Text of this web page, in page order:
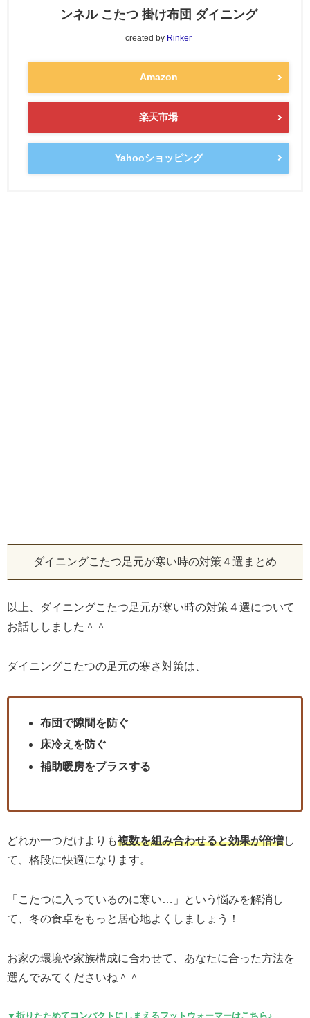
ンネル こたつ 掛け布団 ダイニング
created by Rinker
Amazon
楽天市場
Yahooショッピング
ダイニングこたつ足元が寒い時の対策４選まとめ
以上、ダイニングこたつ足元が寒い時の対策４選について
お話ししました＾＾
ダイニングこたつの足元の寒さ対策は、
布団で隙間を防ぐ
床冷えを防ぐ
補助暖房をプラスする
どれか一つだけよりも複数を組み合わせると効果が倍増し
て、格段に快適になります。
「こたつに入っているのに寒い…」という悩みを解消し
て、冬の食卓をもっと居心地よくしましょう！
お家の環境や家族構成に合わせて、あなたに合った方法を
選んでみてくださいね＾＾
▼折りたためてコンパクトにしまえるフットウォーマーはこちら♪